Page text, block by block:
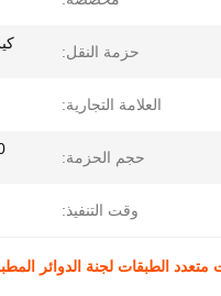
حزمة النقل:
العلامة التجارية:
حجم الحزمة:
وقت التنفيذ: